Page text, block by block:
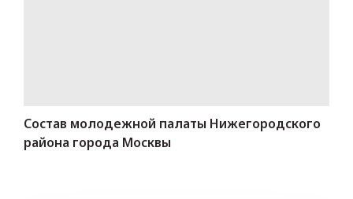
Состав молодежной палаты Нижегородского
района города Москвы